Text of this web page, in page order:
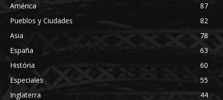
América
87
Pueblos y Ciudades
82
Asia
78
España
63
História
60
Especiales
55
Inglaterra
44